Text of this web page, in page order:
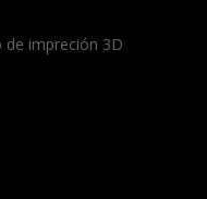
de impreción 3D